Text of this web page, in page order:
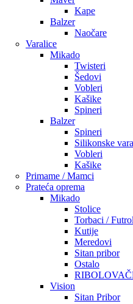
Kape
Balzer
Naočare
Varalice
Mikado
Twisteri
Šedovi
Vobleri
Kašike
Spineri
Balzer
Spineri
Silikonske
Vobleri
Kašike
Primame / Mamci
Prateća oprema
Mikado
Stolice
Torbaci /
Kutije
Meredovi
Sitan pribor
Ostalo
Vision
Sitan Pribor